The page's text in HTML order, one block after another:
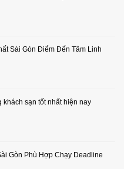
Sài Gòn Điểm Đến Tâm Linh
khách sạn tốt nhất hiện nay
Gòn Phù Hợp Chạy Deadline